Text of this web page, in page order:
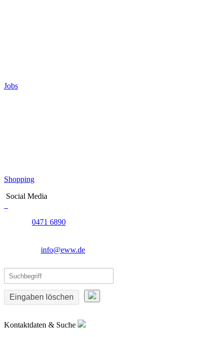
Jobs
Shopping
Social Media
0471 6890
info@eww.de
Eingaben löschen
Kontaktdaten & Suche